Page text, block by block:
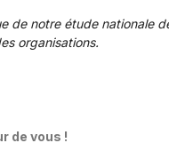
de notre étude nationale
organisations.
de vous !